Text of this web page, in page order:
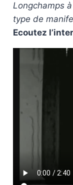
Longchamps
type de
Ecoutez